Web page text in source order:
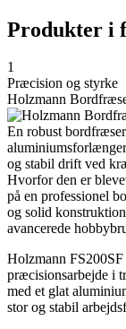
Produkter i
1
Præcision og styrke
Holzmann
En robust
og stabil drift ved
Hvorfor den er
på en professionel
og solid
avancerede
Holzmann
præcisionsarbejde i
med et glat
stor og stabil